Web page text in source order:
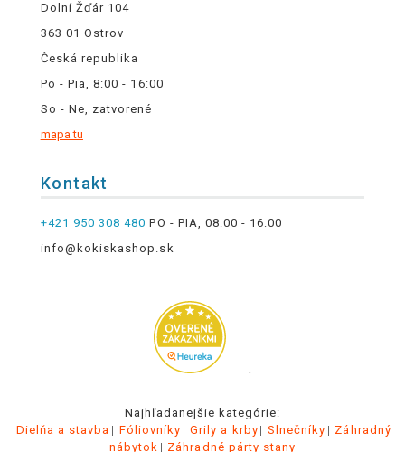
Dolní Žďár 104
363 01 Ostrov
Česká republika
Po - Pia, 8:00 - 16:00
So - Ne, zatvorené
mapa tu
Kontakt
+421 950 308 480 PO - PIA, 08:00 - 16:00
info@kokiskashop.sk
.
Najhľadanejšie kategórie:
Dielňa a stavba
Fóliovníky Grily a krby Slnečníky
Záhradný
nábytok
Záhradné párty stany